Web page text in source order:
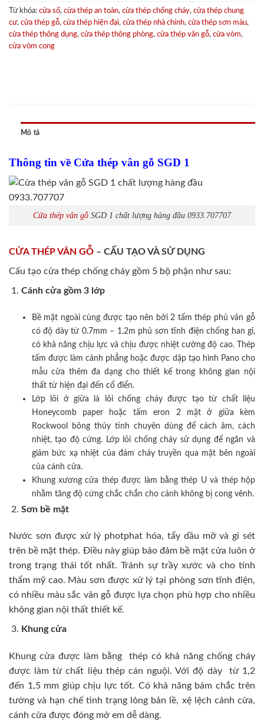
Từ khóa: cửa sổ, cửa thép an toàn, cửa thép chống cháy, cửa thép chung
cư, cửa thép gỗ, cửa thép hiện đại, cửa thép nhà chính, cửa thép sơn màu,
cửa thép thông dụng, cửa thép thông phòng, cửa thép vân gỗ, cửa vòm,
cửa vòm cong
Mô tả
Thông tin về Cửa thép vân gỗ SGD 1
Cửa thép vân gỗ SGD 1 chất lượng hàng đầu 0933.707707
CỬA THÉP VÂN GỖ – CẤU TẠO VÀ SỬ DỤNG
Cấu tạo cửa thép chống cháy gồm 5 bộ phận như sau:
Cánh cửa gồm 3 lớp
Bề mặt ngoài cùng được tạo nên bởi 2 tấm thép phủ vân gỗ
có độ dày từ 0.7mm – 1.2m phủ sơn tĩnh điện chống han gỉ,
có khả năng chịu lực và chịu được nhiệt cường độ cao. Thép
tấm được làm cánh phẳng hoặc được dập tạo hình Pano cho
mẫu cửa thêm đa dạng cho thiết kế trong không gian nội
thất từ hiện đại đến cổ điển.
Lớp lõi ở giữa là lõi chống cháy được tạo từ chất liệu
Honeycomb paper hoặc tấm eron 2 mặt ở giữa kèm
Rockwool bông thủy tinh chuyên dùng để cách âm, cách
nhiệt, tạo độ cứng. Lớp lõi chống cháy sử dụng để ngăn và
giảm bức xạ nhiệt của đám cháy truyền qua mặt bên ngoài
của cánh cửa.
Khung xương cửa thép được làm bằng thép U và thép hộp
nhằm tăng độ cứng chắc chắn cho cánh không bị cong vênh.
Sơn bề mặt
Nước sơn được xử lý photphat hóa, tẩy dầu mỡ và gỉ sét
trên bề mặt thép. Điều này giúp bảo đảm bề mặt cửa luôn ở
trong trạng thái tốt nhất. Tránh sự trầy xước và cho tính
thẩm mỹ cao. Màu sơn được xử lý tại phòng sơn tĩnh điện,
có nhiều màu sắc vân gỗ được lựa chọn phù hợp cho nhiều
không gian nội thất thiết kế.
Khung cửa
Khung cửa được làm bằng thép có khả năng chống cháy
được làm từ chất liệu thép cán nguội. Với độ dày từ 1,2
đến 1,5 mm giúp chịu lực tốt. Có khả năng bám chắc trên
tường và hạn chế tình trạng lỏng bản lề, xệ lệch cánh cửa,
cánh cửa được đóng mở em dễ dàng.